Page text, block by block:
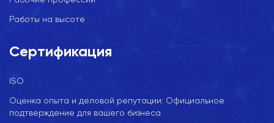
Работы на высоте
Сертификация
ISO
Оценка опыта и деловой репутации: Официальное
подтверждение для вашего бизнеса